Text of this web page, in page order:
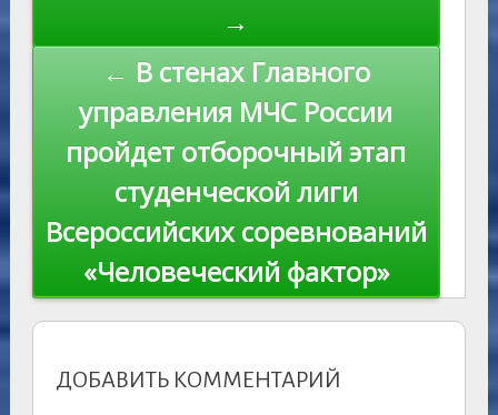
→
← В стенах Главного
управления МЧС России
пройдет отборочный этап
студенческой лиги
Всероссийских соревнований
«Человеческий фактор»
ДОБАВИТЬ КОММЕНТАРИЙ